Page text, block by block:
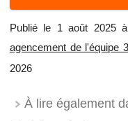
Publié le 1 août 2025
agencement de l'équipe
2026
À lire également